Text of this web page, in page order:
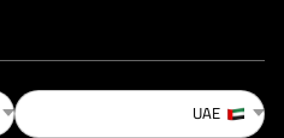
UAE